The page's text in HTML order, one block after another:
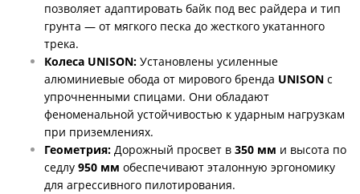
позволяет адаптировать байк под вес райдера и тип
грунта — от мягкого песка до жесткого укатанного
трека.
Колеса UNISON: Установлены усиленные
алюминиевые обода от мирового бренда UNISON с
упрочненными спицами. Они обладают
феноменальной устойчивостью к ударным нагрузкам
при приземлениях.
Геометрия: Дорожный просвет в 350 мм и высота по
седлу 950 мм обеспечивают эталонную эргономику
для агрессивного пилотирования.